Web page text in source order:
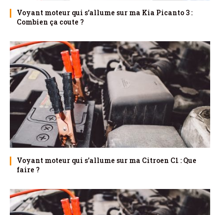
Voyant moteur qui s’allume sur ma Kia Picanto 3 :
Combien ça coute ?
Voyant moteur qui s’allume sur ma Citroen C1 : Que
faire ?